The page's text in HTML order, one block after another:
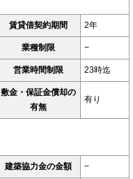
賃貸借契約期間 2年
業種制限 −
営業時間制限 23時迄
敷金・保証金償却の
有無
有り
建築協力金の金額 −